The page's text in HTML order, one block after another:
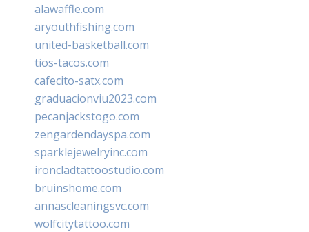
alawaffle.com
aryouthfishing.com
united-basketball.com
tios-tacos.com
cafecito-satx.com
graduacionviu2023.com
pecanjackstogo.com
zengardendayspa.com
sparklejewelryinc.com
ironcladtattoostudio.com
bruinshome.com
annascleaningsvc.com
wolfcitytattoo.com